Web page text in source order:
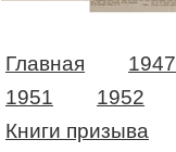
Главная 1947
1951
1952
Книги призыва